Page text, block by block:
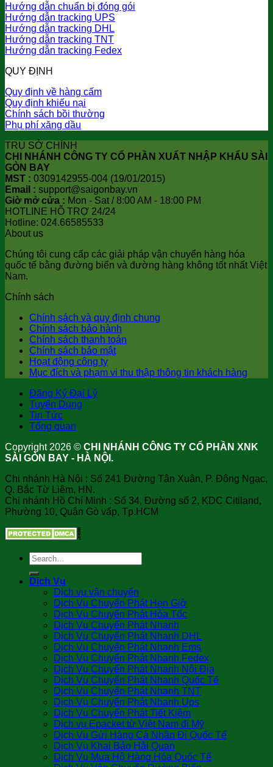
Hướng dẫn chuẩn bị đóng gói
Hướng dẫn tracking UPS
Hướng dẫn tracking DHL
Hướng dẫn tracking TNT
Hướng dẫn tracking Fedex
QUY ĐỊNH
Quy định về hàng cấm
Quy định khiếu nại
Chính sách bồi thường
Phụ phí xăng dầu
TRỤ SỞ CHÍNH
CHI NHÁNH CÔNG TY CỔ PHẦN XUẤT NHẬP KHẨU SÀI
GÒN BAY
MST : 0309142955-004 (19/01/2015)
Email : support@saigonbay.vn
Giờ mở cửa : Mon - Sat / 8:00 AM - 18:00 PM
HOTLINE HỖ TRỢ 24/24
Hotline: 024.66585533
About us
Chúng tôi cung cấp các giải pháp vận chuyển hàng hóa
quốc tế bằng đường biển và đường hàng không tốt nhất Việt
Nam.
Chính sách
Chính sách và quy định chung
Chính sách bảo hành
Chính sách thanh toán
Chính sách bảo mật
Hoạt động công ty
Mục đích và phạm vi thu thập thông tin khách hàng
Đăng Ký Đại Lý
Tuyển Dụng
Tin Tức
Tổng quan
Copyright 2026 © CHI NHÁNH CÔNG TY CỔ PHẦN XNK
SÀI GÒN BAY - HÀ NỘI.
Chi nhánh Hà Nội : Số 241 Đường Tân Xuân, P. Đông Ngạc,
Q. Bắc Từ Liêm, HN.
Chi nhánh Hồ Chí Minh : Số 34, Đường số 2, KDC Citiland,
Phường 10, Quận Gò vấp, Tp.HCM
Dịch Vụ
Dịch vụ vận chuyển
Dịch Vụ Chuyển Phát Hẹn Giờ
Dịch Vụ Chuyển Phát Hỏa Tốc
Dịch Vụ Chuyển Phát Nhanh
Dịch Vụ Chuyển Phát Nhanh DHL
Dịch Vụ Chuyển Phát Nhanh Ems
Dịch Vụ Chuyển Phát Nhanh Fedex
Dịch Vụ Chuyển Phát Nhanh Nội Địa
Dịch Vụ Chuyển Phát Nhanh Quốc Tế
Dịch Vụ Chuyển Phát Nhanh TNT
Dịch Vụ Chuyển Phát Nhanh Ups
Dịch Vụ Chuyển Phát Tiết Kiệm
Dịch vụ Epacket từ Việt Nam đi Mỹ
Dịch Vụ Gửi Hàng Cá Nhân Đi Quốc Tế
Dịch Vụ Khai Báo Hải Quan
Dịch Vụ Mua Hộ Hàng Hóa Quốc Tế